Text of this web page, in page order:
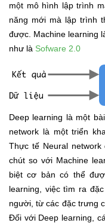
một mô hình lập trình
năng mới mà lập trình
được. Machine learning
như là Sofware 2.0
Deep learning là một
network là một triển
Thực tế Neural
chút so với Machine
biệt cơ bản có thể
learning, việc tìm ra
người, từ các đặc trưng
Đối với Deep learning,